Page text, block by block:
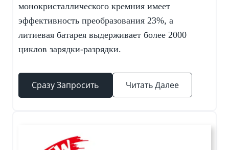
монокристаллического кремния имеет
эффективность преобразования 23%, а
литиевая батарея выдерживает более 2000
циклов зарядки-разрядки.
Сразу Запросить Читать Далее